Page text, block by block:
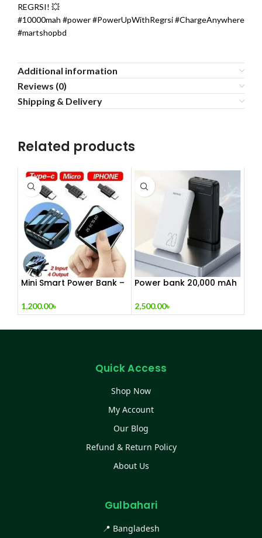
REGRSI! 💥
#10000mah #power #PowerUpWithRegrsi #ChargeAnywhere
#martshopbd
Additional information
Reviews (0)
Shipping & Delivery
Related products
Mini Smart Power Bank –
1,200.00৳
Power bank 20,000 mAh
with stylish premium
look & design –
VDENMENV DP 10
2,500.00৳
Quick Access
Shop Now
My Account
Our Blog
Refund & Return Policy
About Us
Gulbahari
📍 Bangladesh